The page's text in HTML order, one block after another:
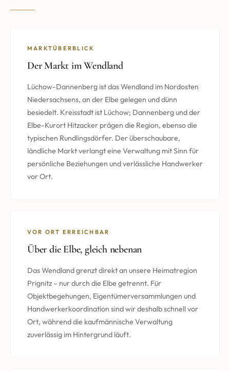
MARKTÜBERBLICK
Der Markt im Wendland
Lüchow-Dannenberg ist das Wendland im Nordosten
Niedersachsens, an der Elbe gelegen und dünn
besiedelt. Kreisstadt ist Lüchow; Dannenberg und der
Elbe-Kurort Hitzacker prägen die Region, ebenso die
typischen Rundlingsdörfer. Der überschaubare,
ländliche Markt verlangt eine Verwaltung mit Sinn für
persönliche Beziehungen und verlässliche Handwerker
vor Ort.
VOR ORT ERREICHBAR
Über die Elbe, gleich nebenan
Das Wendland grenzt direkt an unsere Heimatregion
Prignitz – nur durch die Elbe getrennt. Für
Objektbegehungen, Eigentümerversammlungen und
Handwerkerkoordination sind wir deshalb schnell vor
Ort, während die kaufmännische Verwaltung
zuverlässig im Hintergrund läuft.